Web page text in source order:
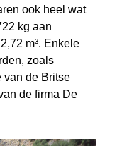
ook heel wat
kg aan
m³. Enkele
zoals
van de Britse
de firma De